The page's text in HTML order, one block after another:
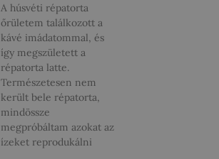
A húsvéti répatorta
őrületem találkozott a
kávé imádatommal, és
így megszületett a
répatorta latte.
Természetesen nem
került bele répatorta,
mindössze
megpróbáltam azokat az
ízeket reprodukálni